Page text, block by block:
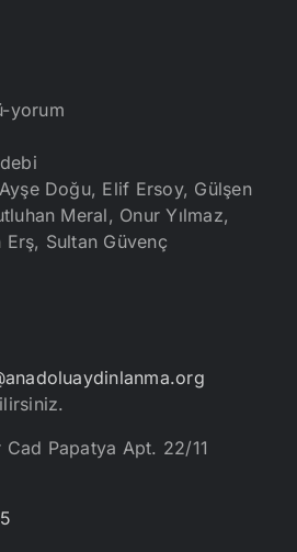
yorum
Ayşe Doğu, Elif Ersoy, Gülşen
Meral, Onur Yılmaz,
Sultan Güvenç
Papatya Apt. 22/11